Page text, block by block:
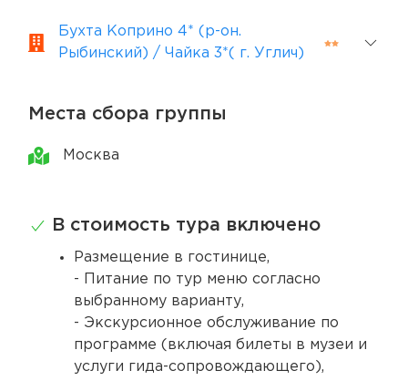
Бухта Коприно 4* (р-он.
Рыбинский) / Чайка 3*( г. Углич)
Места сбора группы
Москва
В стоимость тура включено
Размещение в гостинице,
- Питание по тур меню согласно
выбранному варианту,
- Экскурсионное обслуживание по
программе (включая билеты в музеи и
услуги гида-сопровождающего),